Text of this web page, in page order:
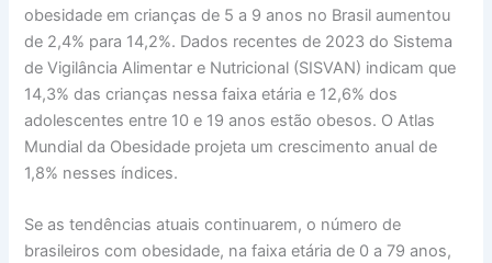
obesidade em crianças de 5 a 9 anos no Brasil aumentou
de 2,4% para 14,2%. Dados recentes de 2023 do Sistema
de Vigilância Alimentar e Nutricional (SISVAN) indicam que
14,3% das crianças nessa faixa etária e 12,6% dos
adolescentes entre 10 e 19 anos estão obesos. O Atlas
Mundial da Obesidade projeta um crescimento anual de
1,8% nesses índices.
Se as tendências atuais continuarem, o número de
brasileiros com obesidade, na faixa etária de 0 a 79 anos,